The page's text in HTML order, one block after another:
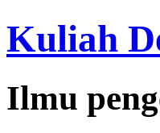
Kuliah
Ilmu